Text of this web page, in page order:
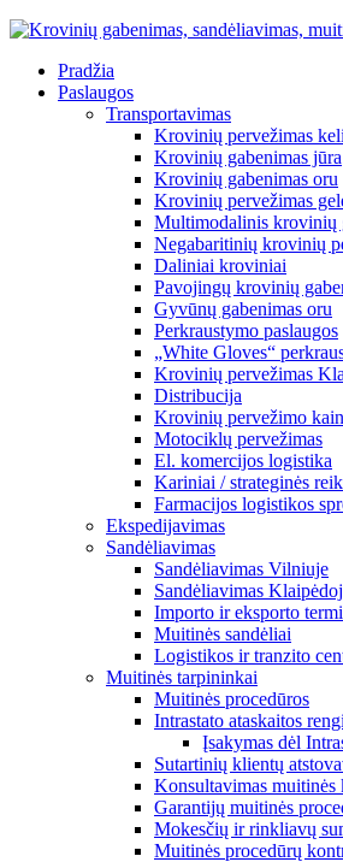
Pradžia
Paslaugos
Transportavimas
Krovinių pervežimas
Krovinių gabenimas jūra
Krovinių gabenimas oru
Krovinių pervežimas
Multimodalinis krovinių
Negabaritinių krovinių
Daliniai kroviniai
Pavojingų krovinių
Gyvūnų gabenimas oru
Perkraustymo paslaugos
„White Gloves“
Krovinių pervežimas
Distribucija
Krovinių pervežimo
Motociklų pervežimas
El. komercijos logistika
Kariniai / strateginės
Farmacijos logistikos
Ekspedijavimas
Sandėliavimas
Sandėliavimas Vilniuje
Sandėliavimas
Importo ir eksporto
Muitinės sandėliai
Logistikos ir tranzito
Muitinės tarpininkai
Muitinės procedūros
Intrastato ataskaitos
Įsakymas dėl
Sutartinių klientų
Konsultavimas muitinės
Garantijų muitinės
Mokesčių ir rinkliavų
Muitinės procedūrų